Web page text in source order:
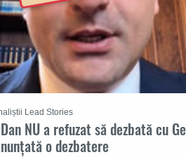
NU a refuzat să dezbată cu
o dezbatere
Lead Stories